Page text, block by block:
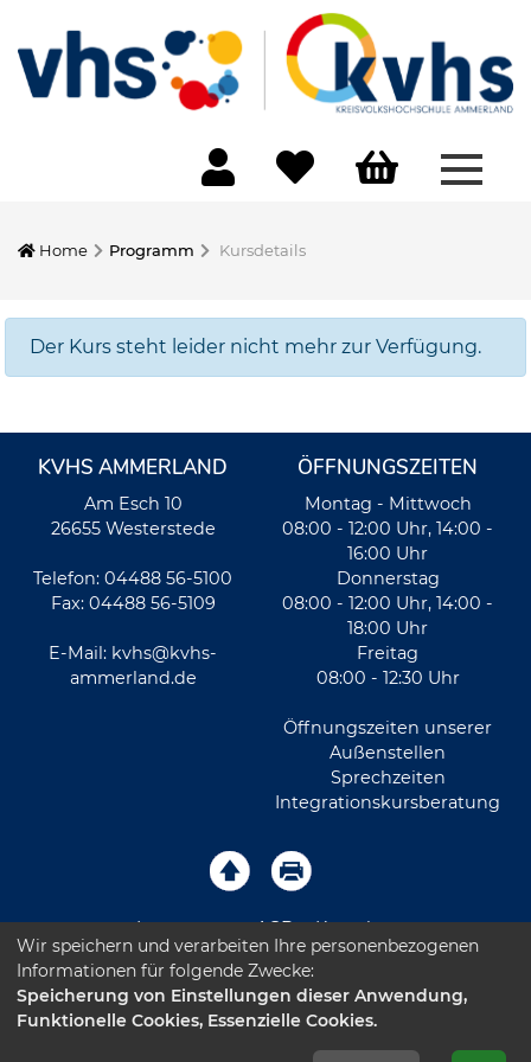
Home Programm Kursdetails
Der Kurs steht leider nicht mehr zur Verfügung.
KVHS AMMERLAND
Am Esch 10
26655 Westerstede
Telefon: 04488 56-5100
Fax: 04488 56-5109
E-Mail: kvhs@kvhs-
ammerland.de
ÖFFNUNGSZEITEN
Montag - Mittwoch
08:00 - 12:00 Uhr, 14:00 -
16:00 Uhr
Donnerstag
08:00 - 12:00 Uhr, 14:00 -
18:00 Uhr
Freitag
08:00 - 12:30 Uhr
Öffnungszeiten unserer
Außenstellen
Sprechzeiten
Integrationskursberatung
Impressum AGB Kontakt
Sitemap Datenschutz Leichte Sprache
Barrierefreiheitserklärung
Wir speichern und verarbeiten Ihre personenbezogenen
Informationen für folgende Zwecke:
Speicherung von Einstellungen dieser Anwendung,
Funktionelle Cookies, Essenzielle Cookies.